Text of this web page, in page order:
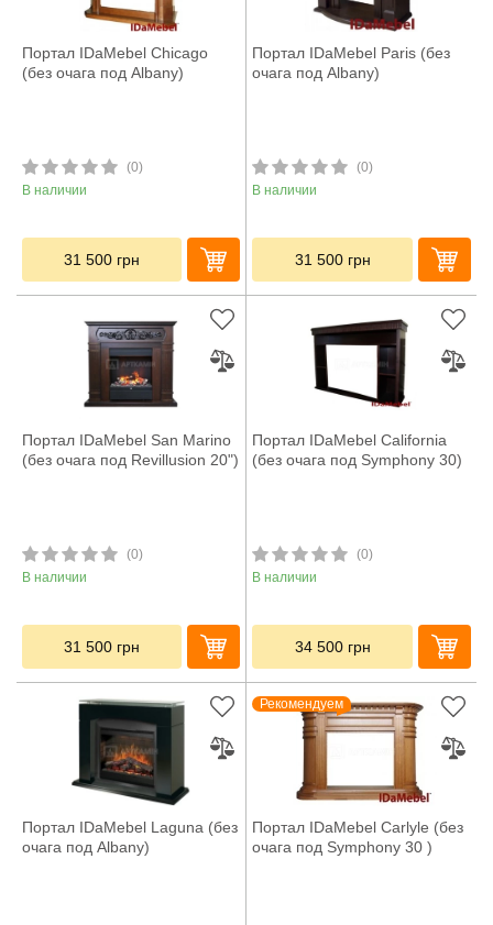
Портал IDaMebel Chicago
(без очага под Albany)
(0)
В наличии
31 500 грн
Портал IDaMebel Paris (без
очага под Albany)
(0)
В наличии
31 500 грн
Портал IDaMebel San Marino
(без очага под Revillusion 20")
(0)
В наличии
31 500 грн
Портал IDaMebel California
(без очага под Symphony 30)
(0)
В наличии
34 500 грн
Портал IDaMebel Laguna (без
очага под Albany)
Рекомендуем
Портал IDaMebel Carlyle (без
очага под Symphony 30 )